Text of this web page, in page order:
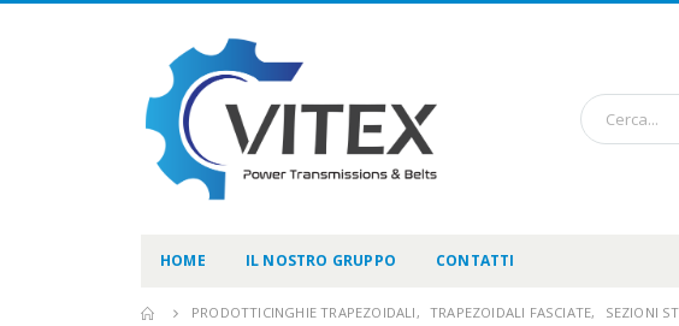
HOME IL NOSTRO GRUPPO CONTATTI
PRODOTTI CINGHIE TRAPEZOIDALI, TRAPEZOIDALI FASCIATE, SEZIONI